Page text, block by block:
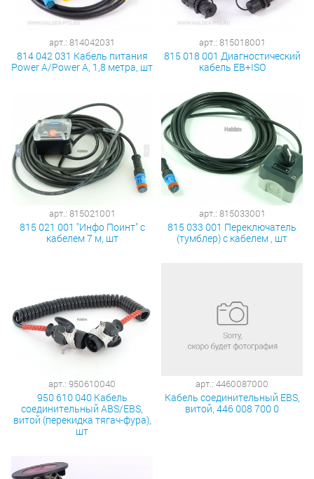
арт.: 814042031
814 042 031 Кабель питания
Power A/Power A, 1,8 метра, шт
арт.: 815018001
815 018 001 Диагностический
кабель EB+ISO
арт.: 815021001
815 021 001 "Инфо Поинт" с
кабелем 7 м, шт
арт.: 815033001
815 033 001 Переключатель
(тумблер) с кабелем , шт
арт.: 950610040
950 610 040 Кабель
соединительный ABS/EBS,
витой (перекидка тягач-фура),
шт
арт.: 4460087000
Кабель соединительный EBS,
витой, 446 008 700 0